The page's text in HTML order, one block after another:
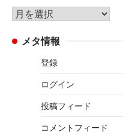
リ
ー
ア
カ メタ情報
登録
ログイン
投稿フィード
コメントフィード